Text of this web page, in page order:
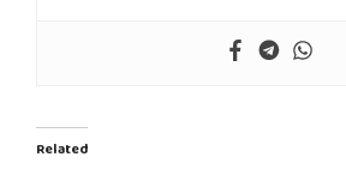
Related